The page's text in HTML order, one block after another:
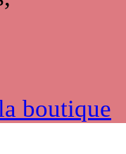
boutique